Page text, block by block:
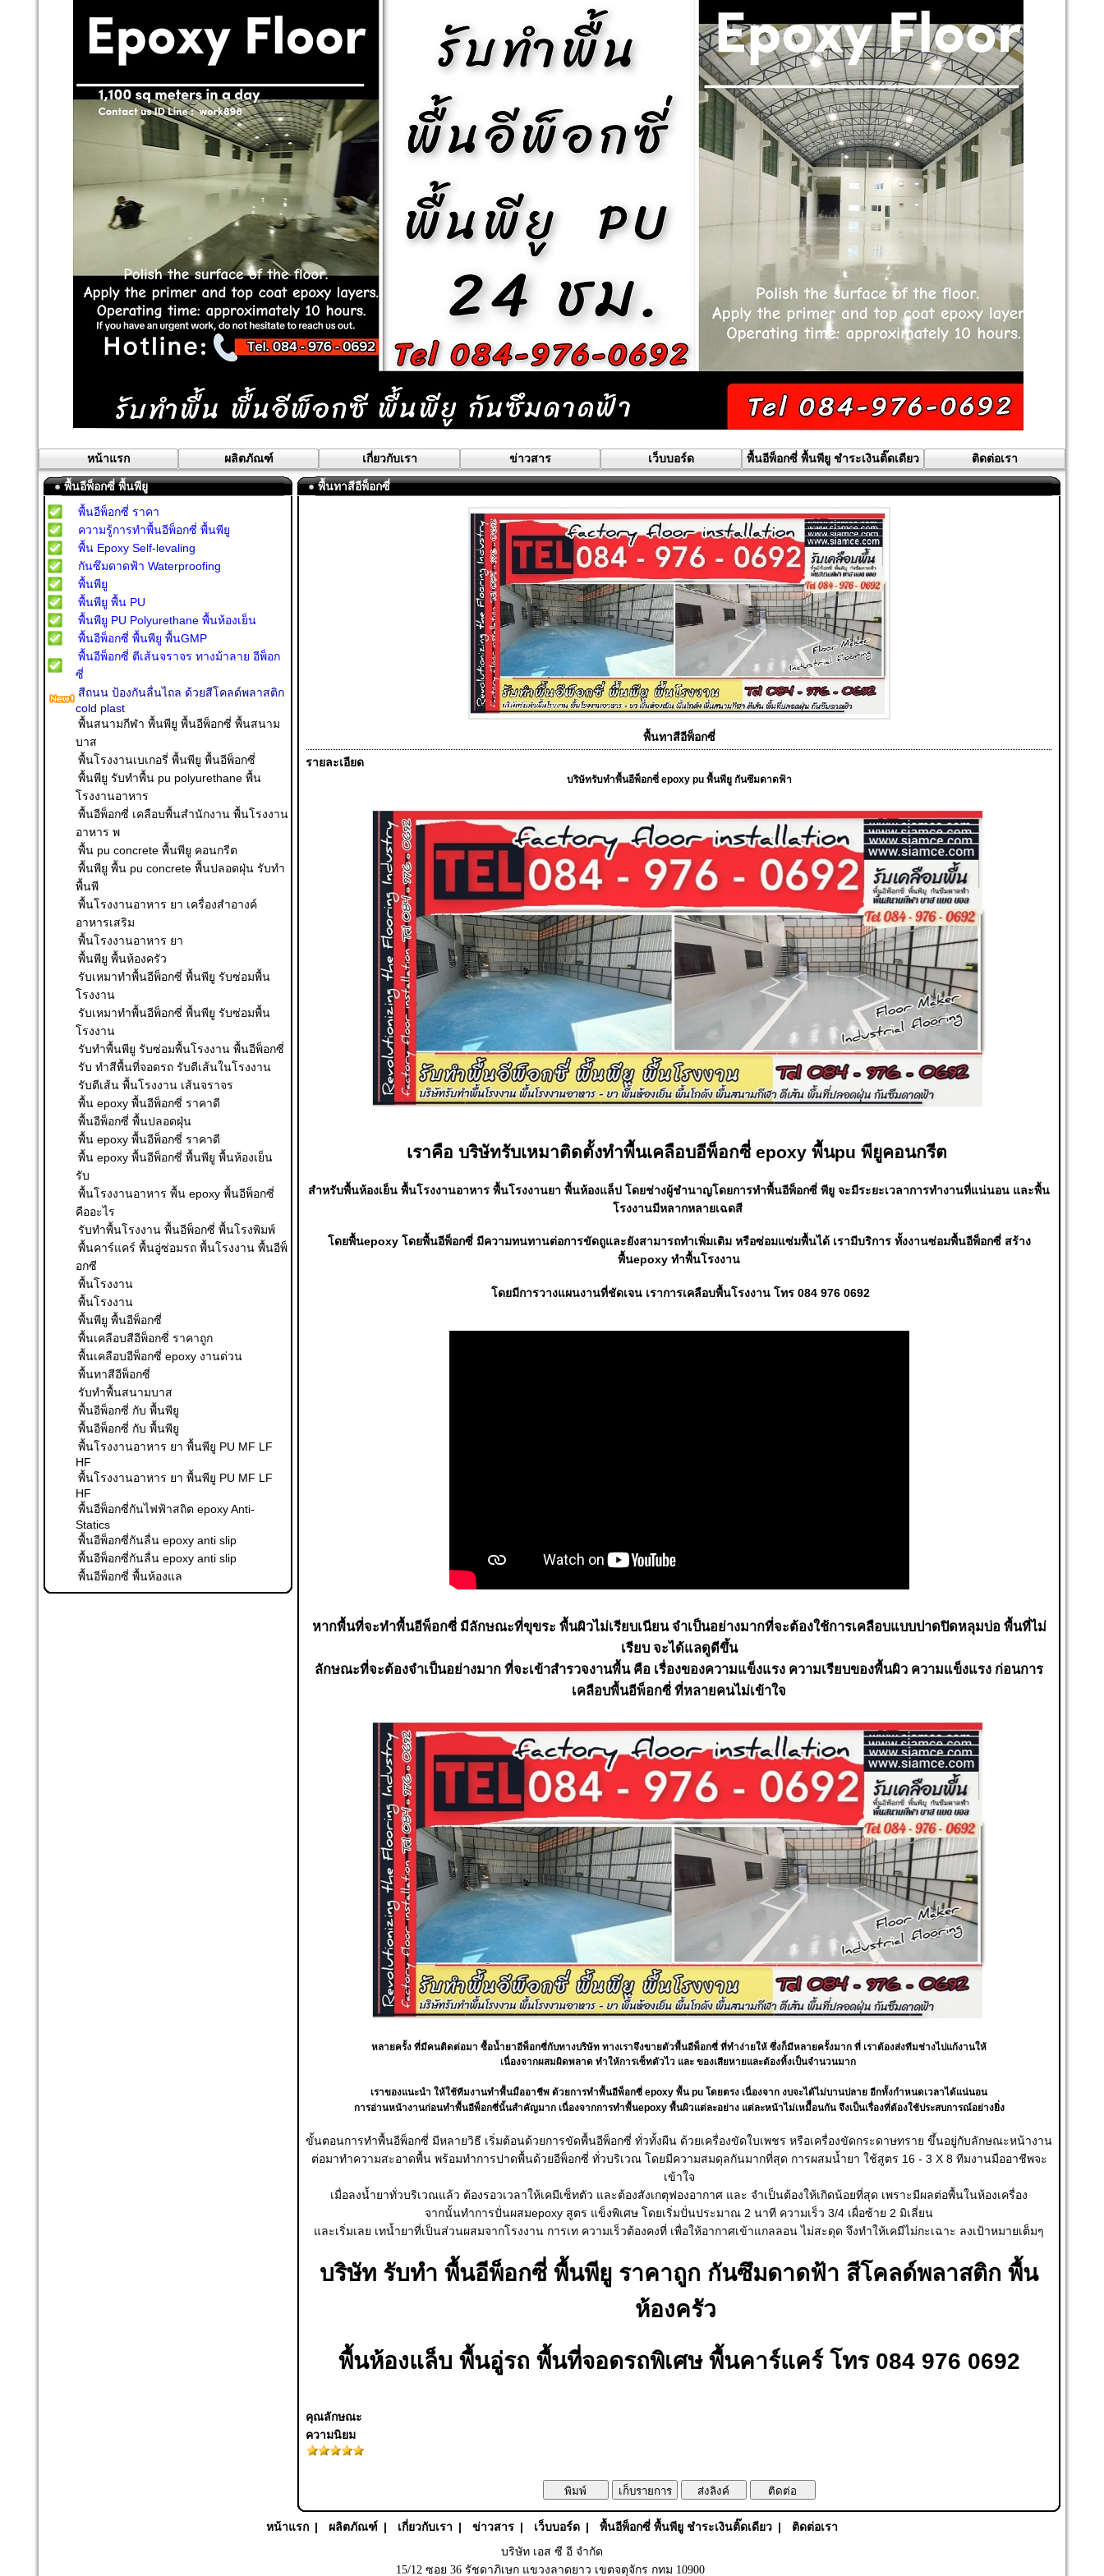
หน้าแรก ผลิตภัณฑ์ เกี่ยวกับเรา ข่าวสาร เว็บบอร์ด พื้นอีพ็อกซี่ พื้นพียู ชำระเงินติ๊ดเดียว ติดต่อเรา
พื้นอีพ็อกซี่ พื้นพียู
พื้นอีพ็อกซี่ ราคา
ความรู้การทำพื้นอีพ็อกซี่ พื้นพียู
พื้น Epoxy Self-levaling
กันซึมดาดฟ้า Waterproofing
พื้นพียู
พื้นพียู พื้น PU
พื้นพียู PU Polyurethane พื้นห้องเย็น
พื้นอีพ็อกซี่ พื้นพียู พื้นGMP
พื้นอีพ็อกซี่ ตีเส้นจราจร ทางม้าลาย อีพ็อก
ซี่
สีถนน ป้องกันลื่นไถล ด้วยสีโคลด์พลาสติก
cold plast
พื้นสนามกีฬา พื้นพียู พื้นอีพ็อกซี่ พื้นสนาม
บาส
พื้นโรงงานเบเกอรี่ พื้นพียู พื้นอีพ็อกซี่
พื้นพียู รับทำพื้น pu polyurethane พื้น
โรงงานอาหาร
พื้นอีพ็อกซี่ เคลือบพื้นสำนักงาน พื้นโรงงาน
อาหาร พ
พื้น pu concrete พื้นพียู คอนกรีต
พื้นพียู พื้น pu concrete พื้นปลอดฝุ่น รับทำ
พื้นพี
พื้นโรงงานอาหาร ยา เครื่องสำอางค์
อาหารเสริม
พื้นโรงงานอาหาร ยา
พื้นพียู พื้นห้องครัว
รับเหมาทำพื้นอีพ็อกซี่ พื้นพียู รับซ่อมพื้น
โรงงาน
รับเหมาทำพื้นอีพ็อกซี่ พื้นพียู รับซ่อมพื้น
โรงงาน
รับทำพื้นพียู รับซ่อมพื้นโรงงาน พื้นอีพ็อกซี่
รับ ทําสีพื้นที่จอดรถ รับตีเส้นในโรงงาน
รับตีเส้น พื้นโรงงาน เส้นจราจร
พื้น epoxy พื้นอีพ็อกซี่ ราคาดี
พื้นอีพ็อกซี่ พื้นปลอดฝุ่น
พื้น epoxy พื้นอีพ็อกซี่ ราคาดี
พื้น epoxy พื้นอีพ็อกซี่ พื้นพียู พื้นห้องเย็น
รับ
พื้นโรงงานอาหาร พื้น epoxy พื้นอีพ็อกซี่
คืออะไร
รับทำพื้นโรงงาน พื้นอีพ็อกซี่ พื้นโรงพิมพ์
พื้นคาร์แคร์ พื้นอู่ซ่อมรถ พื้นโรงงาน พื้นอีพ็
อกซี
พื้นโรงงาน
พื้นโรงงาน
พื้นพียู พื้นอีพ็อกซี่
พื้นเคลือบสีอีพ็อกซี่ ราคาถูก
พื้นเคลือบอีพ็อกซี่ epoxy งานด่วน
พื้นทาสีอีพ็อกซี่
รับทำพื้นสนามบาส
พื้นอีพ็อกซี่ กับ พื้นพียู
พื้นอีพ็อกซี่ กับ พื้นพียู
พื้นโรงงานอาหาร ยา พื้นพียู PU MF LF
HF
พื้นโรงงานอาหาร ยา พื้นพียู PU MF LF
HF
พื้นอีพ็อกซี่กันไฟฟ้าสถิต epoxy Anti-
Statics
พื้นอีพ็อกซี่กันลื่น epoxy anti slip
พื้นอีพ็อกซี่กันลื่น epoxy anti slip
พื้นอีพ็อกซี่ พื้นห้องแล
พื้นทาสีอีพ็อกซี่
พื้นทาสีอีพ็อกซี่
รายละเอียด
บริษัทรับทำพื้นอีพ็อกซี่ epoxy pu พื้นพียู กันซึมดาดฟ้า
เราคือ บริษัทรับเหมาติดตั้งทำพื้นเคลือบอีพ็อกซี่ epoxy พื้นpu พียูคอนกรีต
สำหรับพื้นห้องเย็น พื้นโรงงานอาหาร พื้นโรงงานยา พื้นห้องแล็ป โดยช่างผู้ชำนาญโดยการทำพื้นอีพ็อกซี่ พียู จะมีระยะเวลาการทำงานที่แน่นอน และพื้น
โรงงานมีหลากหลายเฉดสี
โดยพื้นepoxy โดยพื้นอีพ็อกซี่ มีความทนทานต่อการขัดถูและยังสามารถทำเพิ่มเติม หรือซ่อมแซ่มพื้นได้ เรามีบริการ ทั้งงานซ่อมพื้นอีพ็อกซี่ สร้าง
พื้นepoxy ทำพื้นโรงงาน
โดยมีการวางแผนงานที่ชัดเจน เราการเคลือบพื้นโรงงาน โทร 084 976 0692
หากพื้นที่จะทำพื้นอีพ็อกซี่ มีลักษณะที่ขุขระ พื้นผิวไม่เรียบเนียน จำเป็นอย่างมากที่จะต้องใช้การเคลือบแบบปาดปิดหลุมบ่อ พื้นที่ไม่
เรียบ จะได้แลดูดีขึ้น
ลักษณะที่จะต้องจำเป็นอย่างมาก ที่จะเข้าสำรวจงานพื้น คือ เรื่องของความแข็งแรง ความเรียบของพื้นผิว ความแข็งแรง ก่อนการ
เคลือบพื้นอีพ็อกซี่ ที่หลายคนไม่เข้าใจ
หลายครั้ง ที่มีคนติดต่อมา ซื้อน้ำยาอีพ็อกซี่กับทางบริษัท ทางเราจึงขายตัวพื้นอีพ็อกซี่ ที่ทำง่ายให้ ซึ่งก็มีหลายครั้งมาก ที่ เราต้องส่งทีมช่างไปแก้งานให้
เนื่องจากผสมผิดพลาด ทำให้การเซ็ทตัวไว และ ของเสียหายและต้องทิ้งเป็นจำนวนมาก
เราของแนะนำ ให้ใช้ทีมงานทำพื้นมืออาชีพ ด้วยการทำพื้นอีพ็อกซี่ epoxy พื้น pu โดยตรง เนื่องจาก งบจะได้ไม่บานปลาย อีกทั้งกำหนดเวลาได้แน่นอน
การอ่านหน้างานก่อนทำพื้นอีพ็อกซี่นั้นสำคัญมาก เนื่องจากการทำพื้นepoxy พื้นผิวแต่ละอย่าง แต่ละหน้าไม่เหมืือนกัน จึงเป็นเรื่องที่ต้องใช้ประสบการณ์อย่างยิ่ง
ขั้นตอนการทำพื้นอีพ็อกซี่ มีหลายวิธี เริ่มต้อนด้วยการขัดพื้นอีพ็อกซี่ ทั่วทั้งผืน ด้วยเครื่องขัดใบเพชร หรือเครื่องขัดกระดาษทราย ขึ้นอยู่กับลักษณะหน้างาน
ต่อมาทำความสะอาดพื้น พร้อมทำการปาดพื้นด้วยอีพ็อกซี่ ทั่วบริเวณ โดยมีความสมดุลกันมากที่สุด การผสมน้ำยา ใช้สูตร 16 - 3 X 8 ทีมงานมืออาชีพจะ
เข้าใจ
เมื่อลงน้ำยาทั่วบริเวณแล้ว ต้องรอวเวลาให้เคมีเซ็ทตัว และต้องสังเกตุฟองอากาศ และ จำเป็นต้องให้เกิดน้อยที่สุด เพราะมีผลต่อพื้นในห้องเครื่อง
จากนั้นทำการปั่นผสมepoxy สูตร แข็งพิเศษ โดยเริ่มปั่นประมาณ 2 นาที ความเร็ว 3/4 เผื่อซ้าย 2 มิเลี่ยน
และเริ่มเลย เทน้ำยาที่เป็นส่วนผสมจากโรงงาน การเท ความเร็วต้องคงที่ เพื่อให้อากาศเข้าแกลลอน ไม่สะดุด จึงทำให้เคมีไม่กะเฉาะ ลงเป้าหมายเต็มๆ
บริษัท รับทำ พื้นอีพ็อกซี่ พื้นพียู ราคาถูก กันซึมดาดฟ้า สีโคลด์พลาสติก พื้น
ห้องครัว
พื้นห้องแล็บ พื้นอู่รถ พื้นที่จอดรถพิเศษ พื้นคาร์แคร์ โทร 084 976 0692
คุณลักษณะ
ความนิยม
หน้าแรก | ผลิตภัณฑ์ | เกี่ยวกับเรา | ข่าวสาร | เว็บบอร์ด | พื้นอีพ็อกซี่ พื้นพียู ชำระเงินติ๊ดเดียว | ติดต่อเรา
บริษัท เอส ซี อี จำกัด
15/12 ซอย 36 รัชดาภิเษก แขวงลาดยาว เขตจตุจักร กทม 10900